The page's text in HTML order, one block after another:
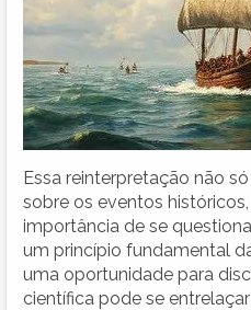
Essa reinterpretação não
sobre os eventos
importância de se
um princípio fundamental
uma oportunidade para
científica pode se